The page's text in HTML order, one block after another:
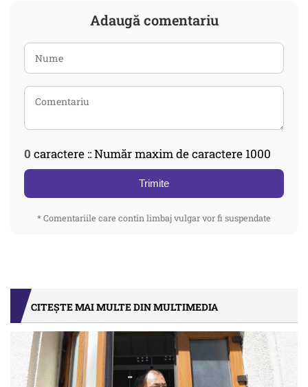
Adaugă comentariu
0 caractere :: Număr maxim de caractere 1000
Trimite
* Comentariile care contin limbaj vulgar vor fi suspendate
CITEȘTE MAI MULTE DIN MULTIMEDIA